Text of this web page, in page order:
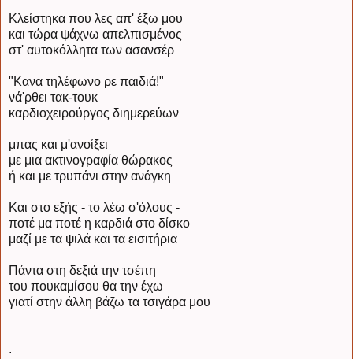
Κλείστηκα που λες απ' έξω μου
και τώρα ψάχνω απελπισμένος
στ' αυτοκόλλητα των ασανσέρ
"Κανα τηλέφωνο ρε παιδιά!"
νά'ρθει τακ-τουκ
καρδιοχειρούργος διημερεύων
μπας και μ'ανοίξει
με μια ακτινογραφία θώρακος
ή και με τρυπάνι στην ανάγκη
Και στο εξής - το λέω σ'όλους -
ποτέ μα ποτέ η καρδιά στο δίσκο
μαζί με τα ψιλά και τα εισιτήρια
Πάντα στη δεξιά την τσέπη
του πουκαμίσου θα την έχω
γιατί στην άλλη βάζω τα τσιγάρα μου
.